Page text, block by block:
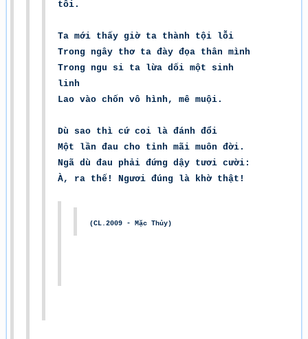
tối.
Ta mới thấy giờ ta thành tội lỗi
Trong ngây thơ ta đày đọa thân mình
Trong ngu si ta lừa dối một sinh
linh
Lao vào chốn vô hình, mê muội.
Dù sao thì cứ coi là đánh đổi
Một lần đau cho tỉnh mãi muôn đời.
Ngã dù đau phải đứng dậy tươi cười:
À, ra thế! Ngươi đúng là khờ thật!
(CL.2009 - Mặc Thủy)